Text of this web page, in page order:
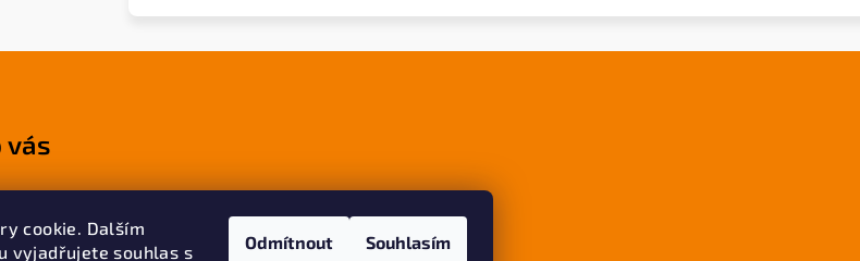
cookie. Dalším
vyjadřujete souhlas s
Odmítnout Souhlasím
vás